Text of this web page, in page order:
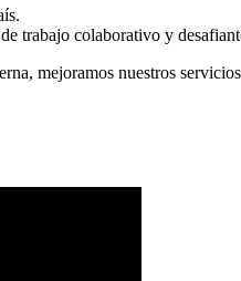
trabajo colaborativo y
mejoramos nuestros